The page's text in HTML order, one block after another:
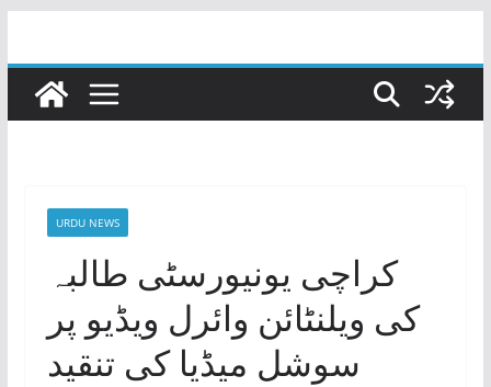
content
URDU NEWS
کراچی یونیورسٹی طالبہ
کی ویلنٹائن وائرل ویڈیو پر
سوشل میڈیا کی تنقید